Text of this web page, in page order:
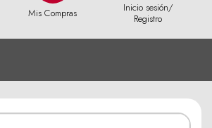
Mis Compras
Inicio sesión/
Registro